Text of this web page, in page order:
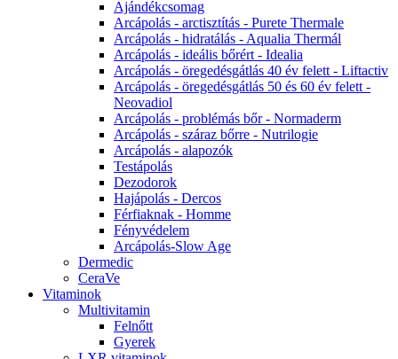
Ajándékcsomag
Arcápolás - arctisztítás - Purete Thermale
Arcápolás - hidratálás - Aqualia Thermál
Arcápolás - ideális bőrért - Idealia
Arcápolás - öregedésgátlás 40 év felett - Liftactiv
Arcápolás - öregedésgátlás 50 és 60 év felett -
Neovadiol
Arcápolás - problémás bőr - Normaderm
Arcápolás - száraz bőrre - Nutrilogie
Arcápolás - alapozók
Testápolás
Dezodorok
Hajápolás - Dercos
Férfiaknak - Homme
Fényvédelem
Arcápolás-Slow Age
Dermedic
CeraVe
Vitaminok
Multivitamin
Felnőtt
Gyerek